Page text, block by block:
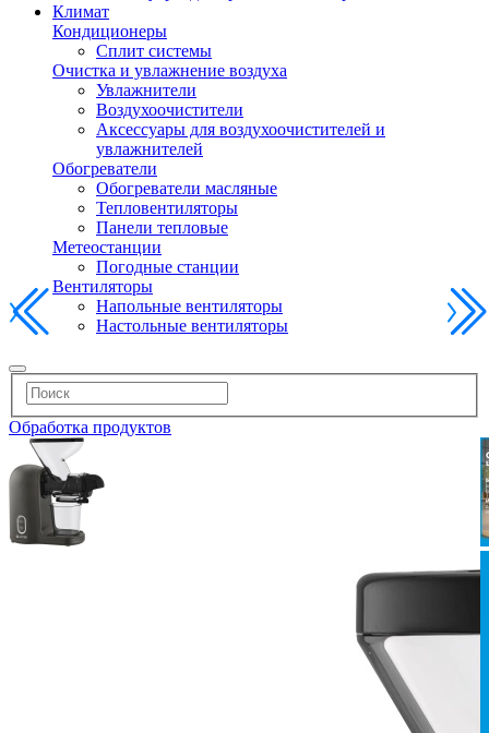
Климат
Кондиционеры
Сплит системы
Очистка и увлажнение воздуха
Увлажнители
Воздухоочистители
Аксессуары для воздухоочистителей и
увлажнителей
Обогреватели
Обогреватели масляные
Тепловентиляторы
Панели тепловые
Метеостанции
Погодные станции
Вентиляторы
Напольные вентиляторы
Настольные вентиляторы
Обработка продуктов